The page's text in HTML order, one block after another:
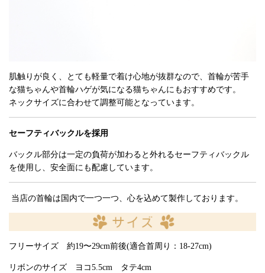
肌触りが良く、とても軽量で着け心地が抜群なので、首輪が苦手
な猫ちゃんや首輪ハゲが気になる猫ちゃんにもおすすめです。
ネックサイズに合わせて調整可能となっています。
セーフティバックルを採用
バックル部分は一定の負荷が加わると外れるセーフティバックル
を使用し、安全面にも配慮しています。
当店の首輪は国内で一つ一つ、心を込めて製作しております。
フリーサイズ 約19〜29cm前後(適合首周り：18-27cm)
リボンのサイズ ヨコ5.5cm タテ4cm